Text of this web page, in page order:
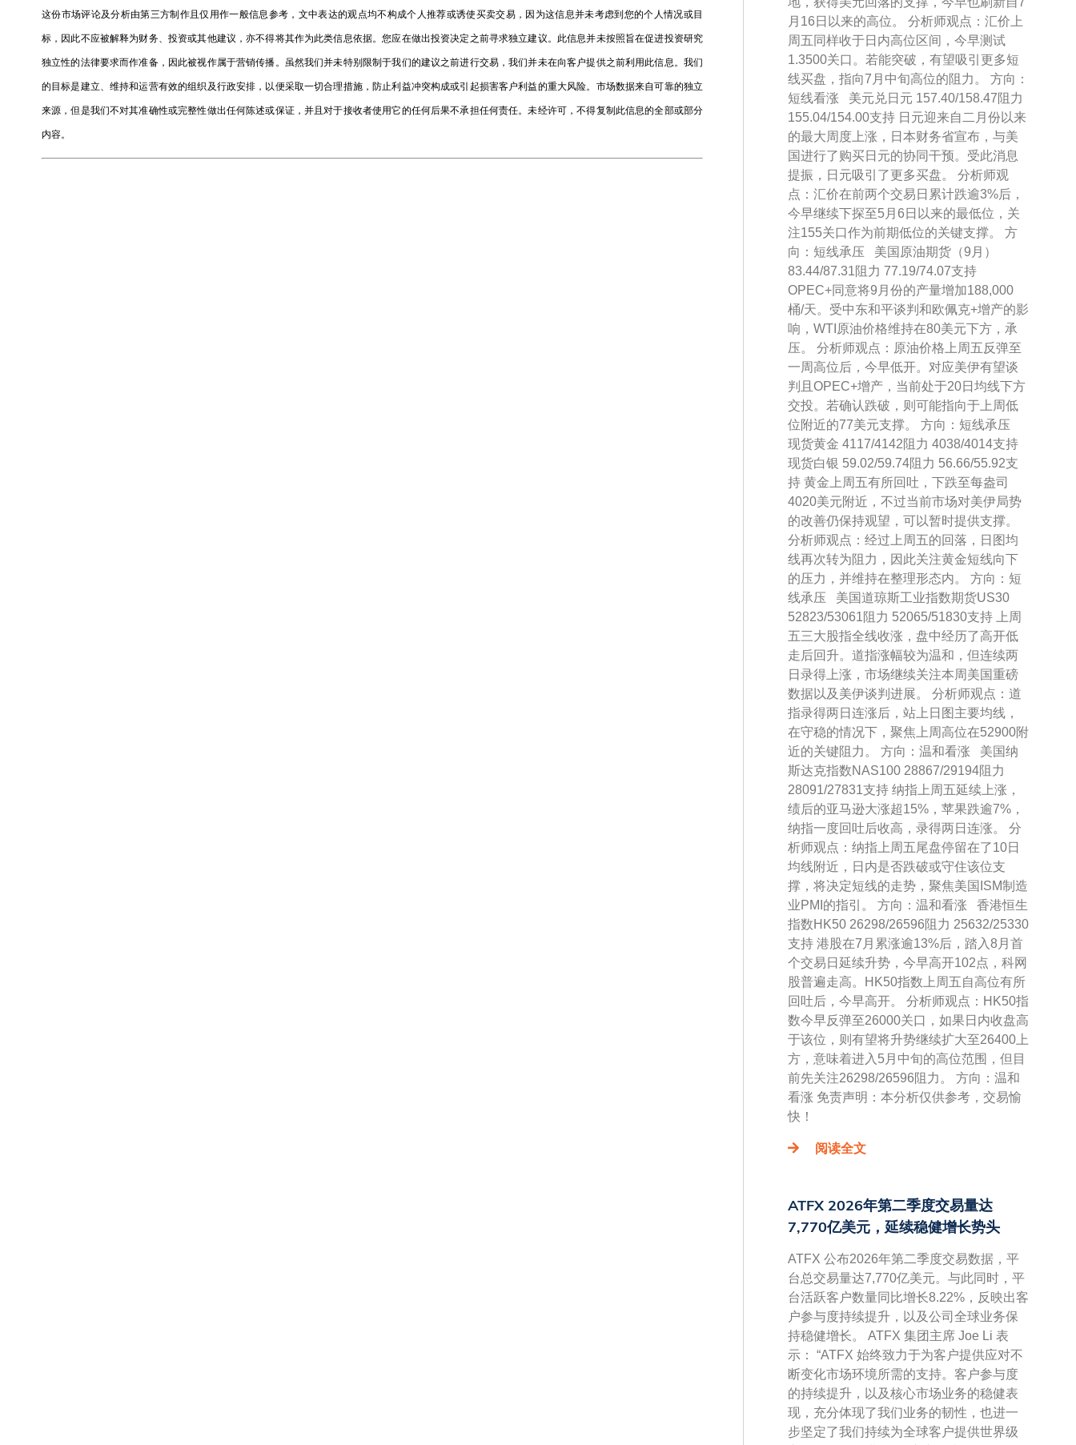
这份市场评论及分析由第三方制作且仅用作一般信息参考，文中表达的观点均不构成个人推荐或诱使买卖交易，因为这信息并未考虑到您的个人情况或目
标，因此不应被解释为财务、投资或其他建议，亦不得将其作为此类信息依据。您应在做出投资决定之前寻求独立建议。此信息并未按照旨在促进投资研究
独立性的法律要求而作准备，因此被视作属于营销传播。虽然我们并未特别限制于我们的建议之前进行交易，我们并未在向客户提供之前利用此信息。我们
的目标是建立、维持和运营有效的组织及行政安排，以便采取一切合理措施，防止利益冲突构成或引起损害客户利益的重大风险。市场数据来自可靠的独立
来源，但是我们不对其准确性或完整性做出任何陈述或保证，并且对于接收者使用它的任何后果不承担任何责任。未经许可，不得复制此信息的全部或部分
内容。
月16日以来的高位。 分析师观点：汇价上
周五同样收于日内高位区间，今早测试
1.3500关口。若能突破，有望吸引更多短
线买盘，指向7月中旬高位的阻力。 方向：
短线看涨 美元兑日元 157.40/158.47阻力
155.04/154.00支持 日元迎来自二月份以来
的最大周度上涨，日本财务省宣布，与美
国进行了购买日元的协同干预。受此消息
提振，日元吸引了更多买盘。 分析师观
点：汇价在前两个交易日累计跌逾3%后，
今早继续下探至5月6日以来的最低位，关
注155关口作为前期低位的关键支撑。 方
向：短线承压 美国原油期货（9月）
83.44/87.31阻力 77.19/74.07支持
OPEC+同意将9月份的产量增加188,000
桶/天。受中东和平谈判和欧佩克+增产的影
响，WTI原油价格维持在80美元下方，承
压。 分析师观点：原油价格上周五反弹至
一周高位后，今早低开。对应美伊有望谈
判且OPEC+增产，当前处于20日均线下方
交投。若确认跌破，则可能指向于上周低
位附近的77美元支撑。 方向：短线承压
现货黄金 4117/4142阻力 4038/4014支持
现货白银 59.02/59.74阻力 56.66/55.92支
持 黄金上周五有所回吐，下跌至每盎司
4020美元附近，不过当前市场对美伊局势
的改善仍保持观望，可以暂时提供支撑。
分析师观点：经过上周五的回落，日图均
线再次转为阻力，因此关注黄金短线向下
的压力，并维持在整理形态内。 方向：短
线承压 美国道琼斯工业指数期货US30
52823/53061阻力 52065/51830支持 上周
五三大股指全线收涨，盘中经历了高开低
走后回升。道指涨幅较为温和，但连续两
日录得上涨，市场继续关注本周美国重磅
数据以及美伊谈判进展。 分析师观点：道
指录得两日连涨后，站上日图主要均线，
在守稳的情况下，聚焦上周高位在52900附
近的关键阻力。 方向：温和看涨 美国纳
斯达克指数NAS100 28867/29194阻力
28091/27831支持 纳指上周五延续上涨，
绩后的亚马逊大涨超15%，苹果跌逾7%，
纳指一度回吐后收高，录得两日连涨。 分
析师观点：纳指上周五尾盘停留在了10日
均线附近，日内是否跌破或守住该位支
撑，将决定短线的走势，聚焦美国ISM制造
业PMI的指引。 方向：温和看涨 香港恒生
指数HK50 26298/26596阻力 25632/25330
支持 港股在7月累涨逾13%后，踏入8月首
个交易日延续升势，今早高开102点，科网
股普遍走高。HK50指数上周五自高位有所
回吐后，今早高开。 分析师观点：HK50指
数今早反弹至26000关口，如果日内收盘高
于该位，则有望将升势继续扩大至26400上
方，意味着进入5月中旬的高位范围，但目
前先关注26298/26596阻力。 方向：温和
看涨 免责声明：本分析仅供参考，交易愉
快！
阅读全文
ATFX 2026年第二季度交易量达
7,770亿美元，延续稳健增长势头
ATFX 公布2026年第二季度交易数据，平
台总交易量达7,770亿美元。与此同时，平
台活跃客户数量同比增长8.22%，反映出客
户参与度持续提升，以及公司全球业务保
持稳健增长。 ATFX 集团主席 Joe Li 表
示： “ATFX 始终致力于为客户提供应对不
断变化市场环境所需的支持。客户参与度
的持续提升，以及核心市场业务的稳健表
现，充分体现了我们业务的韧性，也进一
步坚定了我们持续为全球客户提供世界级